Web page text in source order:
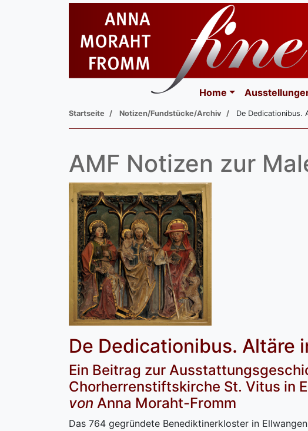
Home
Startseite Notizen/Fundstücke/Archiv De Dedicationibus.
AMF Notizen zur
De Dedicationibus. Altäre
Ein Beitrag zur
Chorherrenstiftskirche St. Vitus in
von Anna Moraht-Fromm
Das 764 gegründete Benediktinerkloster in